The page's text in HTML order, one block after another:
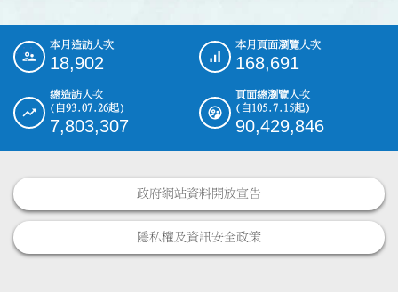
::: 本月造訪人次
18,902
本月頁面瀏覽人次
168,691
總造訪人次
(自93.07.26起)
7,803,307
頁面總瀏覽人次
(自105.7.15起)
90,429,846
政府網站資料開放宣告
隱私權及資訊安全政策